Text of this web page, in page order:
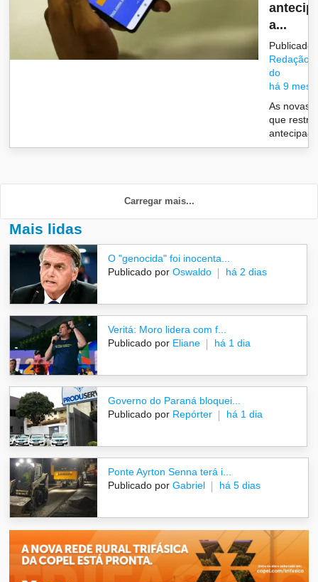
a...
Publicado
Redação/
do
há 9
As novas
que
Carregar mais...
Mais lidas
O "genocida" foi inocenta...
Publicado por Oswaldo há 2 dias
Veritá: Moro lidera com f...
Publicado por Eliane há 1 dia
Governo do Paraná bloquei...
Publicado por Repórter há 1 dia
Ponte Ayrton Senna terá i...
Publicado por Gabriel há 5 dias